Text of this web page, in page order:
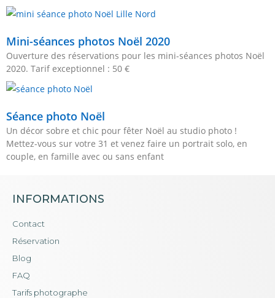
Mini-séances photos Noël 2020
Ouverture des réservations pour les mini-séances photos Noël
2020. Tarif exceptionnel : 50 €
Séance photo Noël
Un décor sobre et chic pour fêter Noël au studio photo !
Mettez-vous sur votre 31 et venez faire un portrait solo, en
couple, en famille avec ou sans enfant
INFORMATIONS
Contact
Réservation
Blog
FAQ
Tarifs photographe